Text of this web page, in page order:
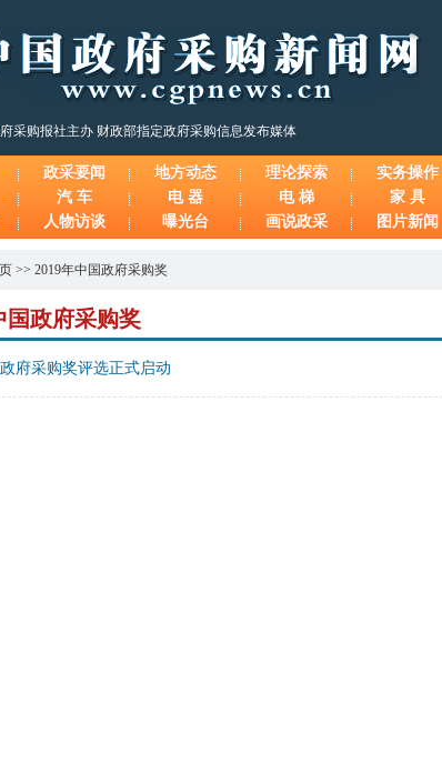
采购报社主办 财政部指定政府采购信息发布媒体
政采要闻 地方动态 理论探索 实务操作
汽 车 电 器 电 梯 家 具
人物访谈 曝光台 画说政采 图片新闻
>> 2019年中国政府采购奖
国政府采购奖
府采购奖评选正式启动